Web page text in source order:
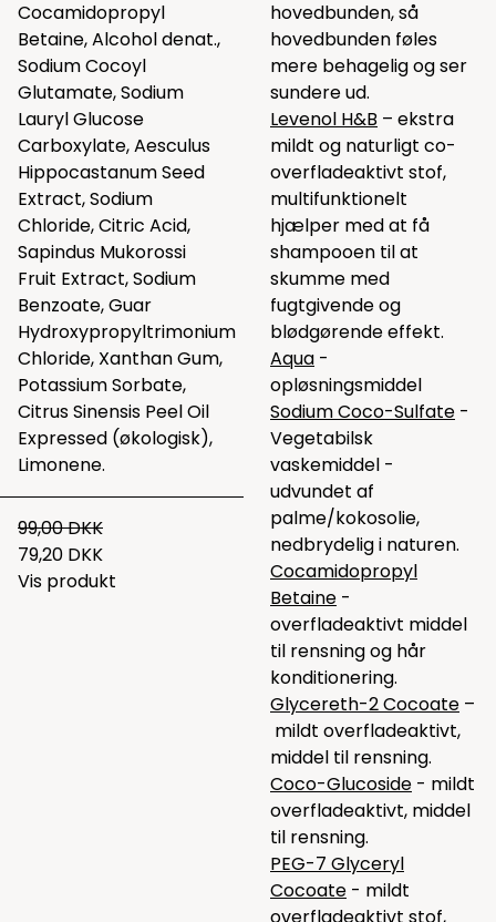
Cocamidopropyl
Betaine, Alcohol denat.,
Sodium Cocoyl
Glutamate, Sodium
Lauryl Glucose
Carboxylate, Aesculus
Hippocastanum Seed
Extract, Sodium
Chloride, Citric Acid,
Sapindus Mukorossi
Fruit Extract, Sodium
Benzoate, Guar
Hydroxypropyltrimonium
Chloride, Xanthan Gum,
Potassium Sorbate,
Citrus Sinensis Peel Oil
Expressed (økologisk),
Limonene.
99,00 DKK
79,20 DKK
Vis produkt
hovedbunden, så
hovedbunden føles
mere behagelig og ser
sundere ud.
Levenol H&B – ekstra
mildt og naturligt co-
overfladeaktivt stof,
multifunktionelt
hjælper med at få
shampooen til at
skumme med
fugtgivende og
blødgørende effekt.
Aqua -
opløsningsmiddel
Sodium Coco-Sulfate -
Vegetabilsk
vaskemiddel -
udvundet af
palme/kokosolie,
nedbrydelig i naturen.
Cocamidopropyl
Betaine -
overfladeaktivt middel
til rensning og hår
konditionering.
Glycereth-2 Cocoate –
mildt overfladeaktivt,
middel til rensning.
Coco-Glucoside - mildt
overfladeaktivt, middel
til rensning.
PEG-7 Glyceryl
Cocoate - mildt
overfladeaktivt stof,